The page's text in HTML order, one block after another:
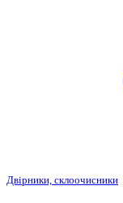
Двірники, склоочисники